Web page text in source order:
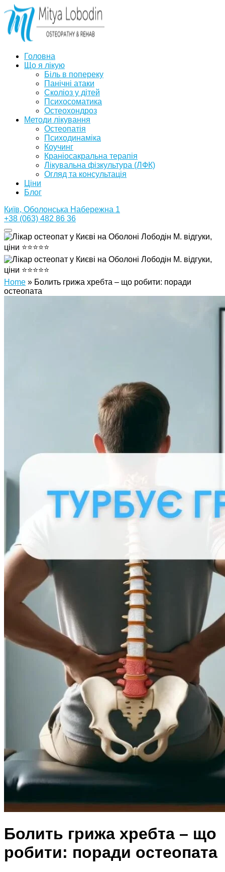
Головна
Що я лікую
Біль в попереку
Панічні атаки
Сколіоз у дітей
Психосоматика
Остеохондроз
Методи лікування
Остеопатія
Психодинаміка
Коучинг
Краніосакральна терапія
Лікувальна фізкультура (ЛФК)
Огляд та консультація
Ціни
Блог
Київ, Оболонська Набережна 1
+38 (063) 482 86 36
Home » Болить грижа хребта – що робити: поради
остеопата
Болить грижа хребта – що
робити: поради остеопата